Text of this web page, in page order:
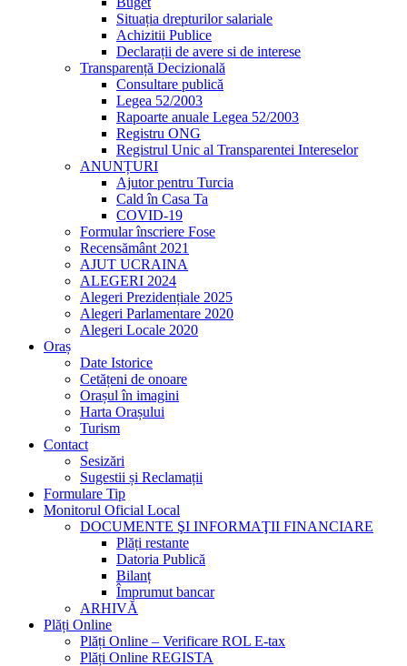
Situația drepturilor salariale
Achizitii Publice
Declarații de avere si de interese
Transparență Decizională
Consultare publică
Legea 52/2003
Rapoarte anuale Legea 52/2003
Registru ONG
Registrul Unic al Transparentei Intereselor
ANUNȚURI
Ajutor pentru Turcia
Cald în Casa Ta
COVID-19
Formular înscriere Fose
Recensământ 2021
AJUT UCRAINA
ALEGERI 2024
Alegeri Prezidențiale 2025
Alegeri Parlamentare 2020
Alegeri Locale 2020
Oraș
Date Istorice
Cetățeni de onoare
Orașul în imagini
Harta Orașului
Turism
Contact
Sesizări
Sugestii și Reclamații
Formulare Tip
Monitorul Oficial Local
DOCUMENTE ŞI INFORMAŢII FINANCIARE
Plăți restante
Datoria Publică
Bilanț
Împrumut bancar
ARHIVĂ
Plăți Online
Plăți Online – Verificare ROL E-tax
Plăți Online REGISTA